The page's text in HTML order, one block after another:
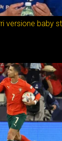
versione baby